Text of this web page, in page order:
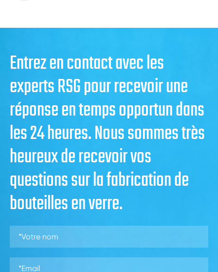
Entrez en contact avec les
experts RSG pour recevoir une
réponse en temps opportun dans
les 24 heures. Nous sommes très
heureux de recevoir vos
questions sur la fabrication de
bouteilles en verre.